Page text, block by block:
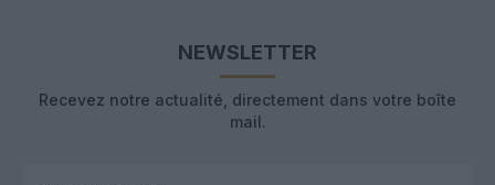
NEWSLETTER
Recevez notre actualité, directement dans votre boîte
mail.